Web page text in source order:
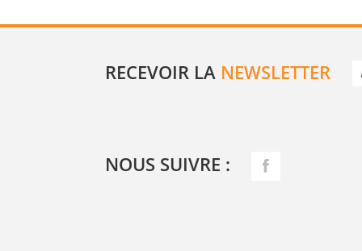
RECEVOIR LA NEWSLETTER
NOUS SUIVRE :